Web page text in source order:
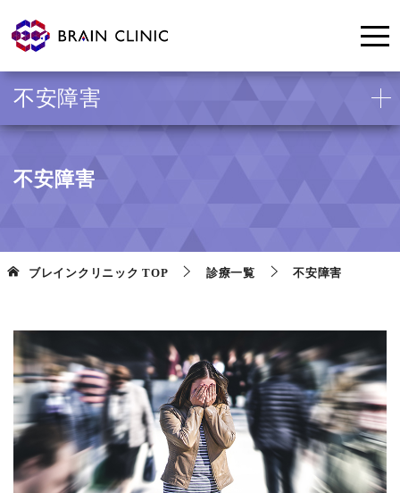
不安障害
ブレインクリニック TOP 診療一覧 不安障害
不安障害